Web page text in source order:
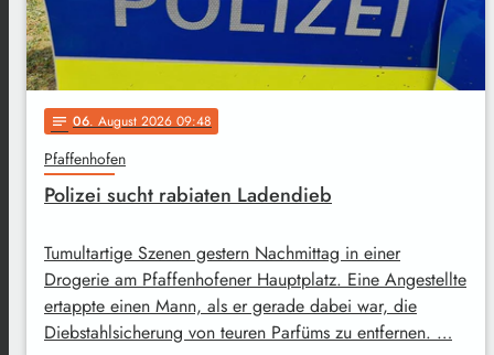
notes 06. August 2026 09:48
Pfaffenhofen
Polizei sucht rabiaten Ladendieb
Tumultartige Szenen gestern Nachmittag in einer
Drogerie am Pfaffenhofener Hauptplatz. Eine Angestellte
ertappte einen Mann, als er gerade dabei war, die
Diebstahlsicherung von teuren Parfüms zu entfernen. …